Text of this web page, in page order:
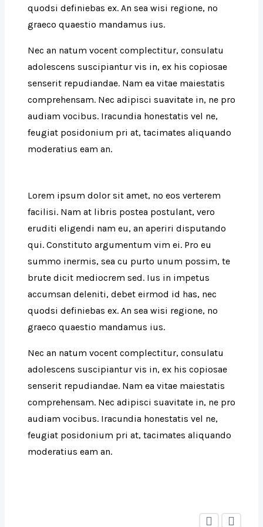
quodsi definiebas ex. An sea wisi regione, no
graeco quaestio mandamus ius.
Nec an natum vocent complectitur, consulatu
adolescens suscipiantur vis in, ex his copiosae
senserit repudiandae. Nam ea vitae maiestatis
comprehensam. Nec adipisci suavitate in, ne pro
audiam vocibus. Iracundia honestatis vel ne,
feugiat posidonium pri at, tacimates aliquando
moderatius eam an.
Lorem ipsum dolor sit amet, no eos verterem
facilisi. Nam at libris postea postulant, vero
eruditi eligendi nam eu, an aperiri disputando
qui. Constituto argumentum vim ei. Pro eu
summo inermis, sea cu purto unum possim, te
brute dicit mediocrem sed. Ius in impetus
accumsan deleniti, debet eirmod id has, nec
quodsi definiebas ex. An sea wisi regione, no
graeco quaestio mandamus ius.
Nec an natum vocent complectitur, consulatu
adolescens suscipiantur vis in, ex his copiosae
senserit repudiandae. Nam ea vitae maiestatis
comprehensam. Nec adipisci suavitate in, ne pro
audiam vocibus. Iracundia honestatis vel ne,
feugiat posidonium pri at, tacimates aliquando
moderatius eam an.